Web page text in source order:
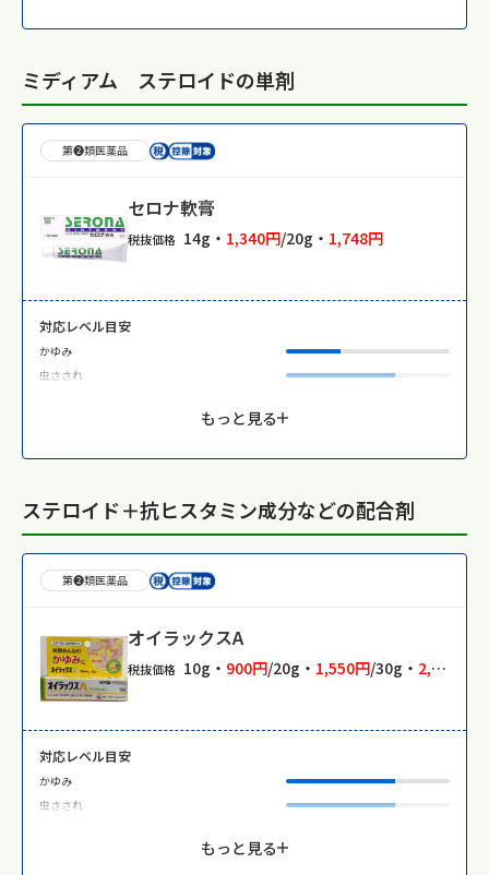
ミディアム ステロイドの単剤
第❷類医薬品
セロナ軟膏
税抜価格 14g・ 1,340円/20g・ 1,748円
対応レベル目安
かゆみ
虫さされ
もっと見る
ステロイド＋抗ヒスタミン成分などの配合剤
第❷類医薬品
オイラックスA
税抜価格 10g・ 900円/20g・ 1,550円/30g・ 2,100円
対応レベル目安
かゆみ
虫さされ
もっと見る